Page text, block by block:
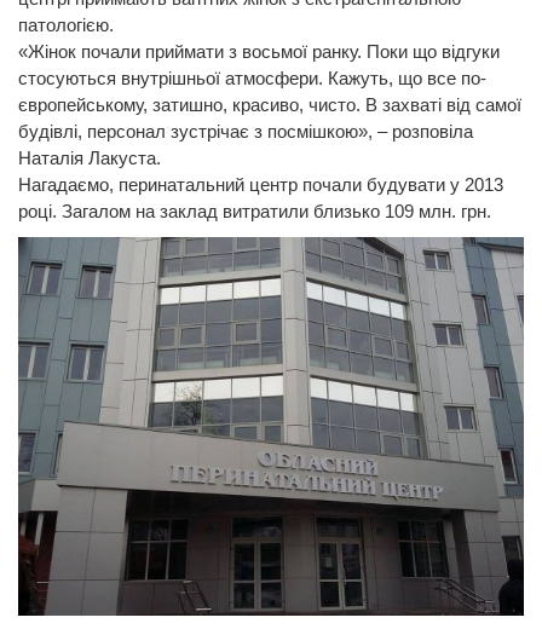
патологією.
«Жінок почали приймати з восьмої ранку. Поки що відгуки
стосуються внутрішньої атмосфери. Кажуть, що все по-
європейському, затишно, красиво, чисто. В захваті від самої
будівлі, персонал зустрічає з посмішкою», – розповіла
Наталія Лакуста.
Нагадаємо, перинатальний центр почали будувати у 2013
році. Загалом на заклад витратили близько 109 млн. грн.